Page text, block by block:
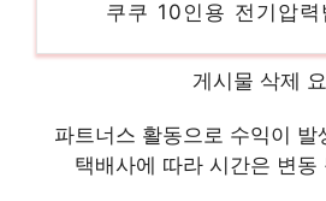
QS1020FGM,
당신만의 독특한 스타일링
ipTIME 유무선 공유기,
게시물 삭제
파트너스 활동으로 수익이 발
택배사에 따라 시간은 변동